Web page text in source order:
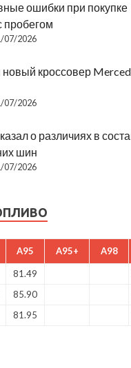
ошибки при покупке
пробегом
07/2026
кроссовер
07/2026
о различиях в
шин
07/2026
A95 A95+ A98
81.49
85.90
81.95